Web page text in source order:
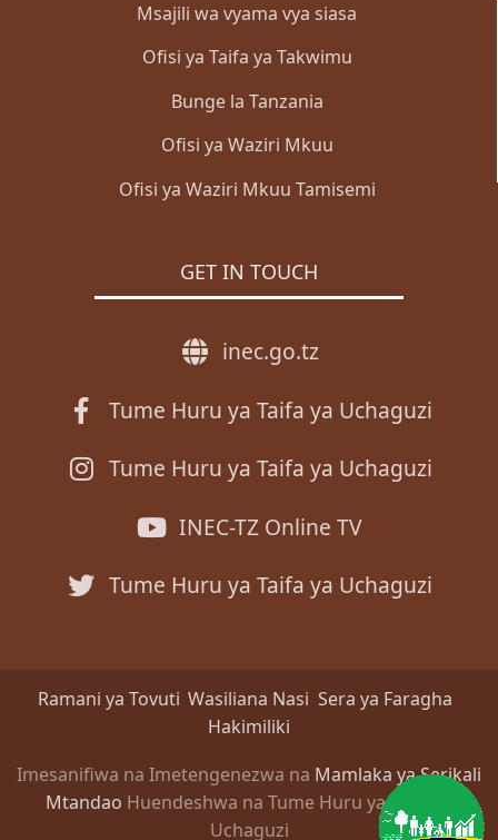
Msajili wa vyama vya siasa
Ofisi ya Taifa ya Takwimu
Bunge la Tanzania
Ofisi ya Waziri Mkuu
Ofisi ya Waziri Mkuu Tamisemi
GET IN TOUCH
inec.go.tz
Tume Huru ya Taifa ya Uchaguzi
Tume Huru ya Taifa ya Uchaguzi
INEC-TZ Online TV
Tume Huru ya Taifa ya Uchaguzi
Ramani ya Tovuti Wasiliana Nasi Sera ya Faragha
Hakimiliki
Imesanifiwa na Imetengenezwa na Mamlaka ya Serikali
Mtandao Huendeshwa na Tume Huru ya Taifa ya
Uchaguzi